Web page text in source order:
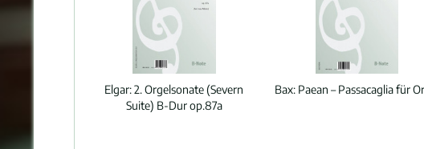
Elgar:2. Orgelsonate (Severn
Suite) B-Dur op.87a
Bax: Paean – Passacaglia für